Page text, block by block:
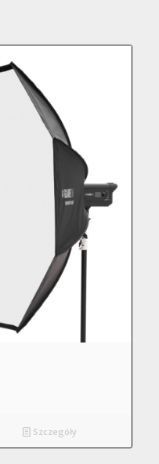
Szczegóły